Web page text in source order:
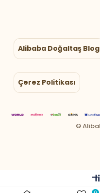
Alibaba Doğaltaş Blog
Çerez Politikası